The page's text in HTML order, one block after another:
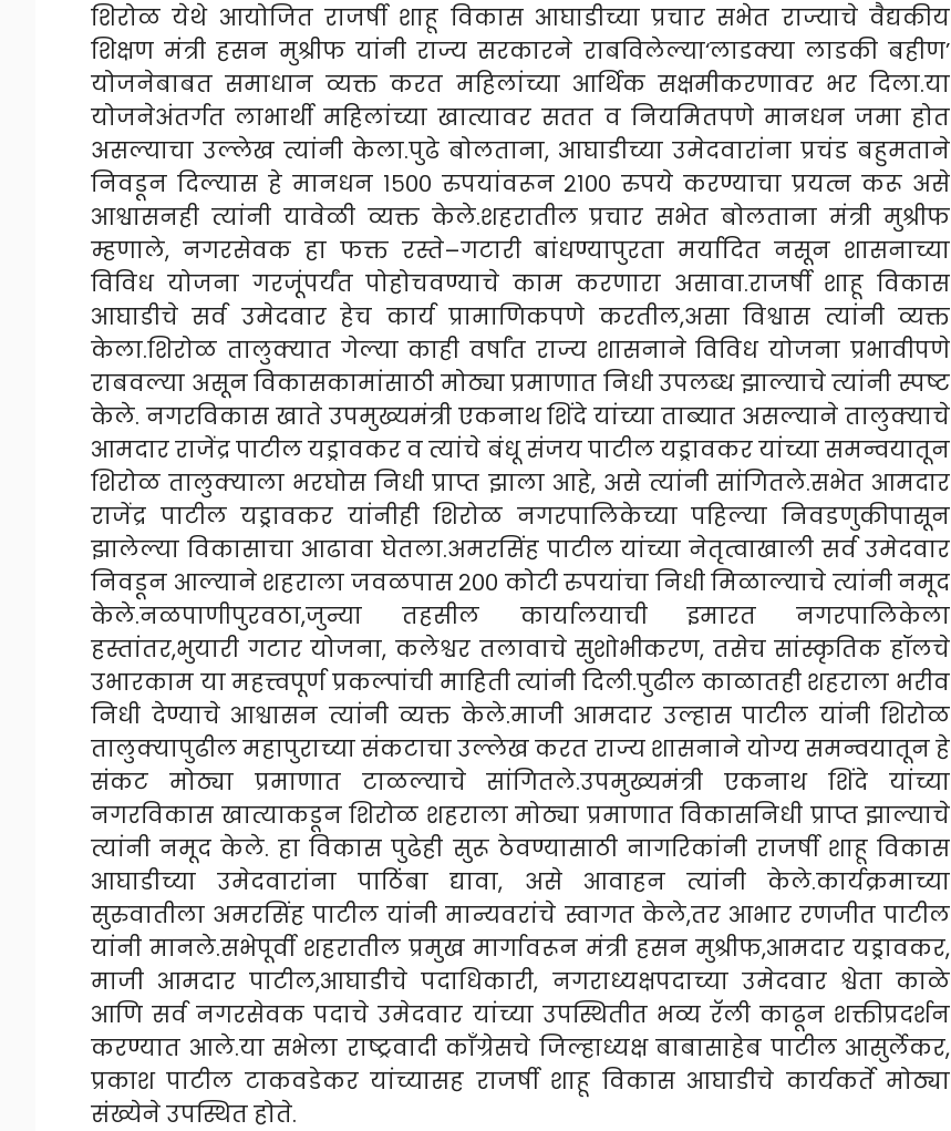
शिरोळ येथे आयोजित राजर्षी शाहू विकास आघाडीच्या प्रचार सभेत राज्याचे वैद्यकीय
शिक्षण मंत्री हसन मुश्रीफ यांनी राज्य सरकारने राबविलेल्या‘लाडक्या लाडकी बहीण’
योजनेबाबत समाधान व्यक्त करत महिलांच्या आर्थिक सक्षमीकरणावर भर दिला.या
योजनेअंतर्गत लाभार्थी महिलांच्या खात्यावर सतत व नियमितपणे मानधन जमा होत
असल्याचा उल्लेख त्यांनी केला.पुढे बोलताना, आघाडीच्या उमेदवारांना प्रचंड बहुमताने
निवडून दिल्यास हे मानधन १५०० रुपयांवरून २१०० रुपये करण्याचा प्रयत्न करू असे
आश्वासनही त्यांनी यावेळी व्यक्त केले.शहरातील प्रचार सभेत बोलताना मंत्री मुश्रीफ
म्हणाले, नगरसेवक हा फक्त रस्ते–गटारी बांधण्यापुरता मर्यादित नसून शासनाच्या
विविध योजना गरजूंपर्यंत पोहोचवण्याचे काम करणारा असावा.राजर्षी शाहू विकास
आघाडीचे सर्व उमेदवार हेच कार्य प्रामाणिकपणे करतील,असा विश्वास त्यांनी व्यक्त
केला.शिरोळ तालुक्यात गेल्या काही वर्षांत राज्य शासनाने विविध योजना प्रभावीपणे
राबवल्या असून विकासकामांसाठी मोठ्या प्रमाणात निधी उपलब्ध झाल्याचे त्यांनी स्पष्ट
केले. नगरविकास खाते उपमुख्यमंत्री एकनाथ शिंदे यांच्या ताब्यात असल्याने तालुक्याचे
आमदार राजेंद्र पाटील यड्रावकर व त्यांचे बंधू संजय पाटील यड्रावकर यांच्या समन्वयातून
शिरोळ तालुक्याला भरघोस निधी प्राप्त झाला आहे, असे त्यांनी सांगितले.सभेत आमदार
राजेंद्र पाटील यड्रावकर यांनीही शिरोळ नगरपालिकेच्या पहिल्या निवडणुकीपासून
झालेल्या विकासाचा आढावा घेतला.अमरसिंह पाटील यांच्या नेतृत्वाखाली सर्व उमेदवार
निवडून आल्याने शहराला जवळपास २०० कोटी रुपयांचा निधी मिळाल्याचे त्यांनी नमूद
केले.नळपाणीपुरवठा,जुन्या तहसील कार्यालयाची इमारत नगरपालिकेला
हस्तांतर,भुयारी गटार योजना, कलेश्वर तलावाचे सुशोभीकरण, तसेच सांस्कृतिक हॉलचे
उभारकाम या महत्त्वपूर्ण प्रकल्पांची माहिती त्यांनी दिली.पुढील काळातही शहराला भरीव
निधी देण्याचे आश्वासन त्यांनी व्यक्त केले.माजी आमदार उल्हास पाटील यांनी शिरोळ
तालुक्यापुढील महापुराच्या संकटाचा उल्लेख करत राज्य शासनाने योग्य समन्वयातून हे
संकट मोठ्या प्रमाणात टाळल्याचे सांगितले.उपमुख्यमंत्री एकनाथ शिंदे यांच्या
नगरविकास खात्याकडून शिरोळ शहराला मोठ्या प्रमाणात विकासनिधी प्राप्त झाल्याचे
त्यांनी नमूद केले. हा विकास पुढेही सुरू ठेवण्यासाठी नागरिकांनी राजर्षी शाहू विकास
आघाडीच्या उमेदवारांना पाठिंबा द्यावा, असे आवाहन त्यांनी केले.कार्यक्रमाच्या
सुरुवातीला अमरसिंह पाटील यांनी मान्यवरांचे स्वागत केले,तर आभार रणजीत पाटील
यांनी मानले.सभेपूर्वी शहरातील प्रमुख मार्गावरून मंत्री हसन मुश्रीफ,आमदार यड्रावकर,
माजी आमदार पाटील,आघाडीचे पदाधिकारी, नगराध्यक्षपदाच्या उमेदवार श्वेता काळे
आणि सर्व नगरसेवक पदाचे उमेदवार यांच्या उपस्थितीत भव्य रॅली काढून शक्तीप्रदर्शन
करण्यात आले.या सभेला राष्ट्रवादी काँग्रेसचे जिल्हाध्यक्ष बाबासाहेब पाटील आसुर्लेकर,
प्रकाश पाटील टाकवडेकर यांच्यासह राजर्षी शाहू विकास आघाडीचे कार्यकर्ते मोठ्या
संख्येने उपस्थित होते.